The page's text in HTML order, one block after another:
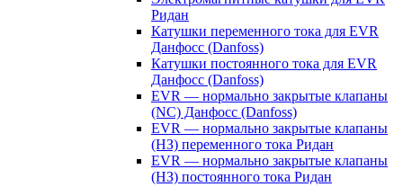
Ридан
Катушки переменного тока для EVR
Данфосс (Danfoss)
Катушки постоянного тока для EVR
Данфосс (Danfoss)
EVR — нормально закрытые клапаны
(NC) Данфосс (Danfoss)
EVR — нормально закрытые клапаны
(НЗ) переменного тока Ридан
EVR — нормально закрытые клапаны
(НЗ) постоянного тока Ридан